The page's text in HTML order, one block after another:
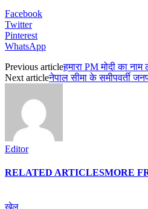
Facebook
Twitter
Pinterest
WhatsApp
Previous articleहमारा PM मोदी का
Next articleनेपाल सीमा के समीपवर्ती
Editor
RELATED ARTICLESMORE